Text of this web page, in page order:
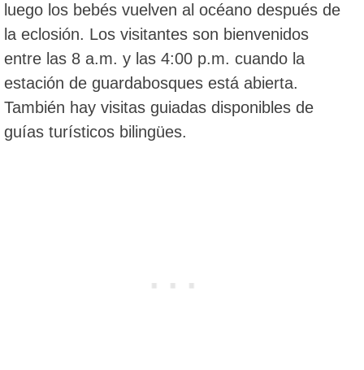
luego los bebés vuelven al océano después de
la eclosión. Los visitantes son bienvenidos
entre las 8 a.m. y las 4:00 p.m. cuando la
estación de guardabosques está abierta.
También hay visitas guiadas disponibles de
guías turísticos bilingües.